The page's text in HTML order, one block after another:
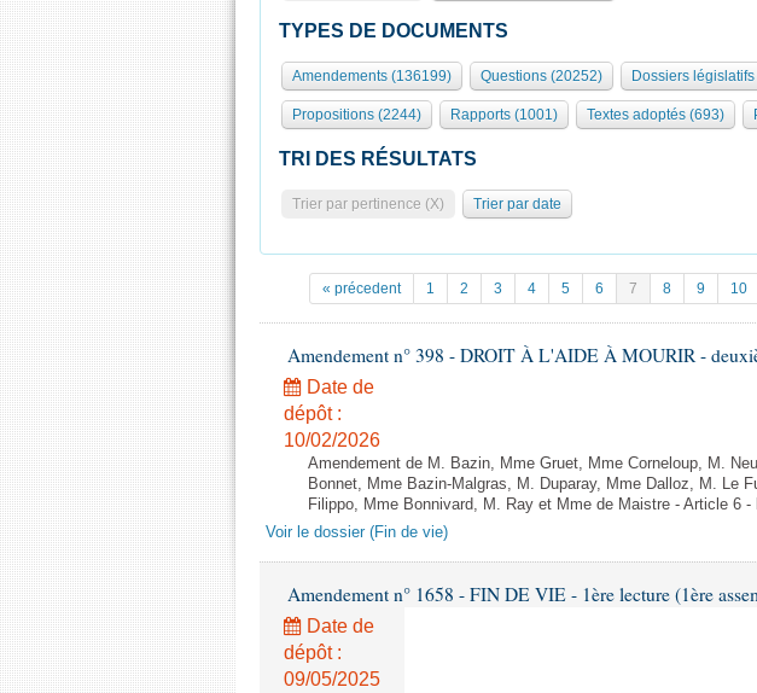
TYPES DE DOCUMENTS
Amendements (136199) Questions (20252) Dossiers
Propositions (2244) Rapports (1001) Textes adoptés (693)
TRI DES RÉSULTATS
Trier par pertinence (X) Trier par date
« précedent 1 2 3 4 5 6 7 8 9 10
Amendement n° 398 - DROIT À L'AIDE À MOURIR -
Date de
dépôt :
10/02/2026
Amendement de M. Bazin, Mme Gruet, Mme Corneloup, M.
Bonnet, Mme Bazin-Malgras, M. Duparay, Mme Dalloz, M. Le
Filippo, Mme Bonnivard, M. Ray et Mme de Maistre - Article 6 -
Voir le dossier (Fin de vie)
Amendement n° 1658 - FIN DE VIE - 1ère lecture (1ère
Date de
dépôt :
09/05/2025